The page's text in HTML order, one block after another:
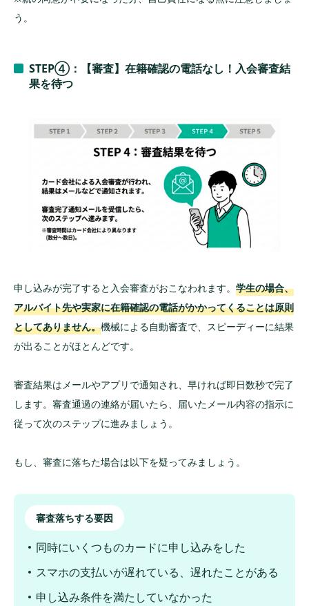
う。
STEP④：【審査】在籍確認の電話なし！入会審査結
果を待つ
申し込みが完了すると入会審査がおこなわれます。 学生の場合、
アルバイト先や実家に在籍確認の電話がかかってくることは原則
としてありません。機械による自動審査で、スピーディーに結果
が出ることがほとんどです。
審査結果はメールやアプリで通知され、早ければ即日数秒で完了
します。審査通過の連絡が届いたら、届いたメール内容の指示に
従って次のステップに進みましょう。
もし、審査に落ちた場合は以下を疑ってみましょう。
審査落ちする要因
同時にいくつものカードに申し込みをした
スマホの支払いが遅れている、遅れたことがある
申し込み条件を満たしていなかった